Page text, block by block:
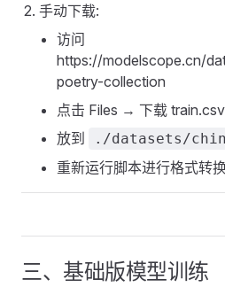
手动下载:
访问
https://modelscope.cn/
poetry-collection
点击 Files → 下载
放到
./datasets/
重新运行脚本进行格式转
三、基础版模型训练